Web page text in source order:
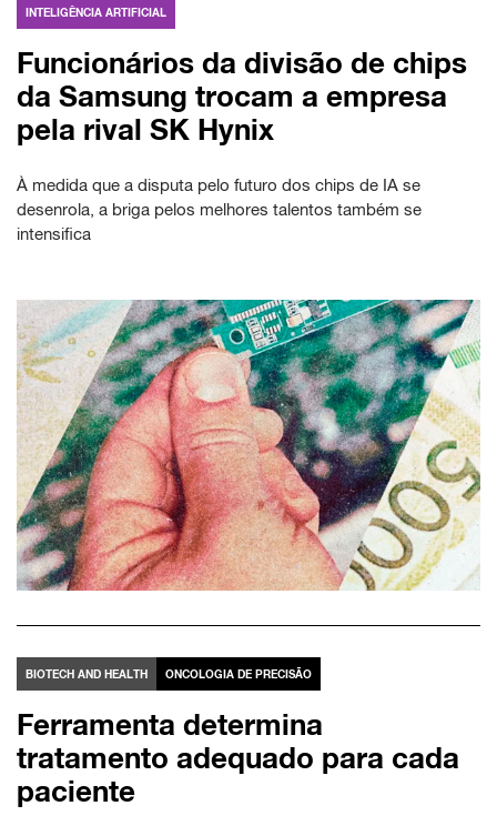
INTELIGÊNCIA ARTIFICIAL
Funcionários da divisão de chips
da Samsung trocam a empresa
pela rival SK Hynix
À medida que a disputa pelo futuro dos chips de IA se
desenrola, a briga pelos melhores talentos também se
intensifica
BIOTECH AND HEALTH ONCOLOGIA DE PRECISÃO
Ferramenta determina
tratamento adequado para cada
paciente